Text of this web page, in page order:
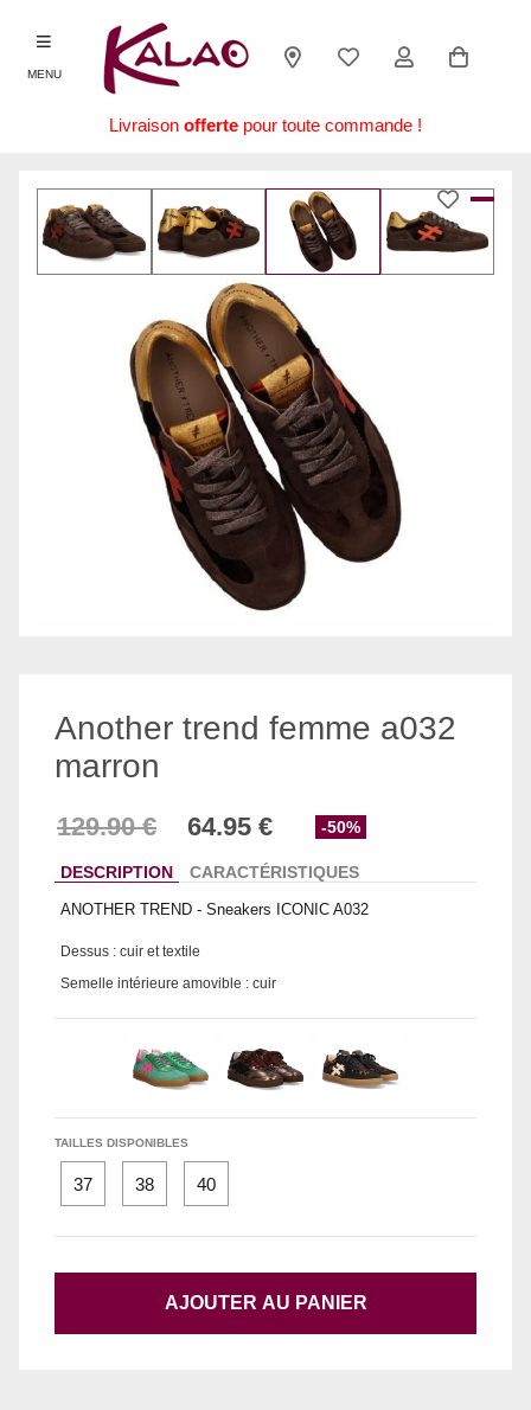
MENU
Livraison offerte pour toute commande !
Another trend femme a032
marron
-50%
DESCRIPTION CARACTÉRISTIQUES
ANOTHER TREND - Sneakers ICONIC A032
Dessus : cuir et textile
Semelle intérieure amovible : cuir
TAILLES DISPONIBLES
37 38 40
AJOUTER AU PANIER